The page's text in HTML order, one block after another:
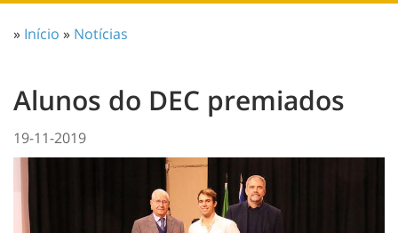
» Início » Notícias
Alunos do DEC premiados
19-11-2019